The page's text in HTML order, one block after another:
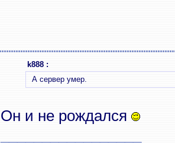
k888 :
А сервер умер.
Он и не рождался